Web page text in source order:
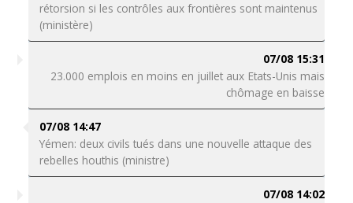
rétorsion si les contrôles aux frontières sont maintenus
(ministère)
07/08 15:31
23.000 emplois en moins en juillet aux Etats-Unis mais
chômage en baisse
07/08 14:47
Yémen: deux civils tués dans une nouvelle attaque des
rebelles houthis (ministre)
07/08 14:02